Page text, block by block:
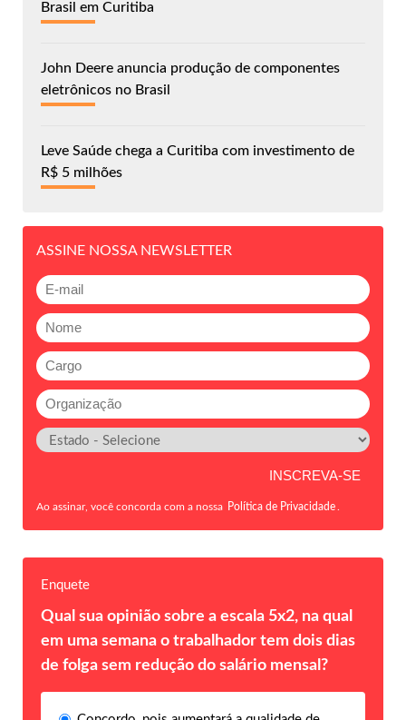
Brasil em Curitiba
John Deere anuncia produção de componentes
eletrônicos no Brasil
Leve Saúde chega a Curitiba com investimento de
R$ 5 milhões
ASSINE NOSSA NEWSLETTER
Ao assinar, você concorda com a nossa Política de Privacidade
Enquete
Qual sua opinião sobre a escala 5x2, na qual
em uma semana o trabalhador tem dois dias
de folga sem redução do salário mensal?